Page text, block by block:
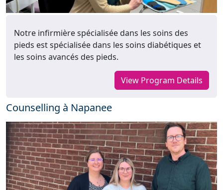
Notre infirmière spécialisée dans les soins des
pieds est spécialisée dans les soins diabétiques et
les soins avancés des pieds.
View Program Details
Counselling à Napanee